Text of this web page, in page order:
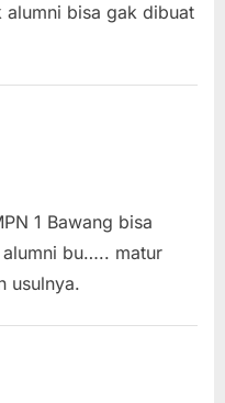
alumni bisa gak dibuat
1 Bawang bisa
bu….. matur
usulnya.